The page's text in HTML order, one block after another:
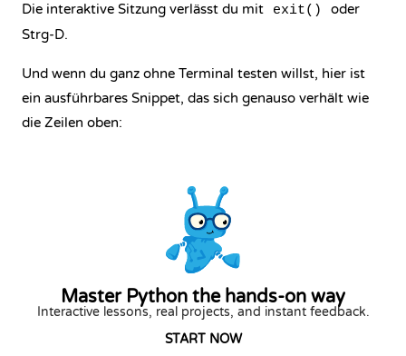
Die interaktive Sitzung verlässt du mit
exit()
oder
Strg-D.
Und wenn du ganz ohne Terminal testen willst, hier ist
ein ausführbares Snippet, das sich genauso verhält wie
die Zeilen oben:
Master Python the hands-on way
Interactive lessons, real projects, and instant feedback.
START NOW